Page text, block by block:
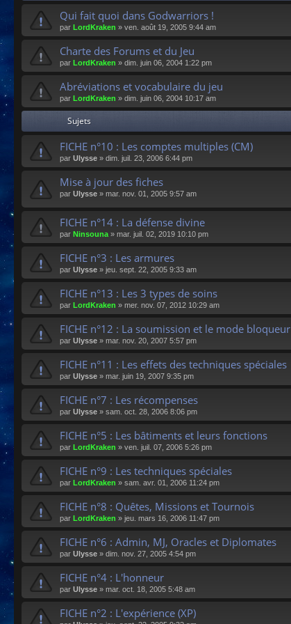
Qui fait quoi dans Godwarriors !
par LordKraken » ven. août 19, 2005 9:44 am
Charte des Forums et du Jeu
par LordKraken » dim. juin 06, 2004 1:22 pm
Abréviations et vocabulaire du jeu
par LordKraken » dim. juin 06, 2004 10:17 am
Sujets
FICHE n°10 : Les comptes multiples (CM)
par Ulysse » dim. juil. 23, 2006 6:44 pm
Mise à jour des fiches
par Ulysse » mar. nov. 01, 2005 9:57 am
FICHE n°14 : La défense divine
par Ninsouna » mar. juil. 02, 2019 10:10 pm
FICHE n°3 : Les armures
par Ulysse » jeu. sept. 22, 2005 9:33 am
FICHE n°13 : Les 3 types de soins
par LordKraken » mer. nov. 07, 2012 10:29 am
FICHE n°12 : La soumission et le mode bloqueur
par Ulysse » mar. nov. 20, 2007 5:57 pm
FICHE n°11 : Les effets des techniques spéciales
par Ulysse » mar. juin 19, 2007 9:35 pm
FICHE n°7 : Les récompenses
par Ulysse » sam. oct. 28, 2006 8:06 pm
FICHE n°5 : Les bâtiments et leurs fonctions
par LordKraken » ven. juil. 07, 2006 5:26 pm
FICHE n°9 : Les techniques spéciales
par LordKraken » sam. avr. 01, 2006 11:24 pm
FICHE n°8 : Quêtes, Missions et Tournois
par LordKraken » jeu. mars 16, 2006 11:47 pm
FICHE n°6 : Admin, MJ, Oracles et Diplomates
par Ulysse » dim. nov. 27, 2005 4:54 pm
FICHE n°4 : L'honneur
par Ulysse » mar. oct. 18, 2005 5:48 am
FICHE n°2 : L'expérience (XP)